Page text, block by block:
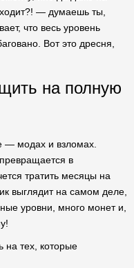
— думаешь ты,
что весь уровень
Вот это дресня,
на полную
— модах и взломах.
в
тратить месяцы на
выглядит на самом деле,
уровни, много монет и,
тех, которые